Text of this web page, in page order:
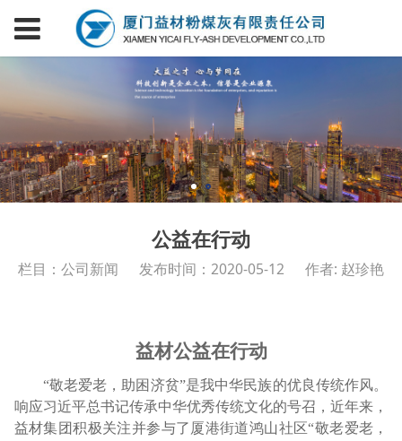
公益在行动
栏目：公司新闻 发布时间：2020-05-12 作者: 赵珍艳
益材公益在行动
“敬老爱老，助困济贫”是我中华民族的优良传统作风。
响应习近平总书记传承中华优秀传统文化的号召，近年来，
益材集团积极关注并参与了厦港街道鸿山社区“敬老爱老，